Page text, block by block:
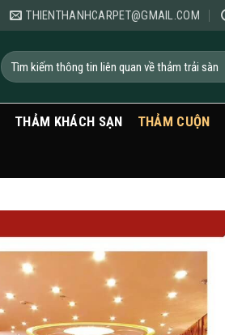
THIENTHANHCARPET@GMAIL.COM
Tìm
kiếm:
THẢM KHÁCH SẠN THẢM CUỘN